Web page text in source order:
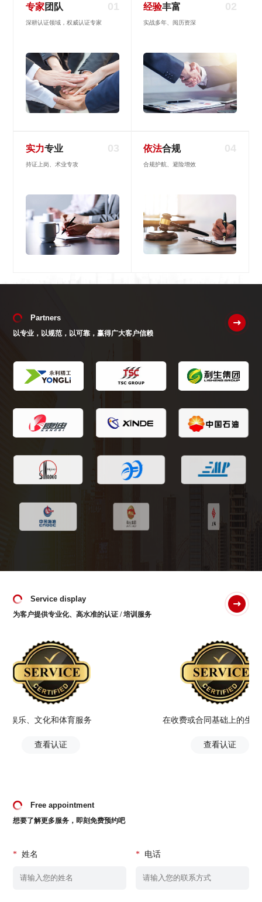
专家团队 01
深耕认证领域，权威认证专家
经验丰富 02
实战多年、阅历资深
实力专业 03
持证上岗、术业专攻
依法合规 04
合规护航、避险增效
Partners
以专业，以规范，以可靠，赢得广大客户信赖
Service display
为客户提供专业化、高水准的认证 / 培训服务
和体育服务 在收费或合同基础上的生产服务
Free appointment
想要了解更多服务，即刻免费预约吧
* 姓名 * 电话